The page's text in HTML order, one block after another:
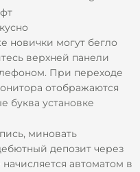
новички могут бегло
верхней панели
При переходе
отображаются
буква установке
миновать
депозит через
автоматом в